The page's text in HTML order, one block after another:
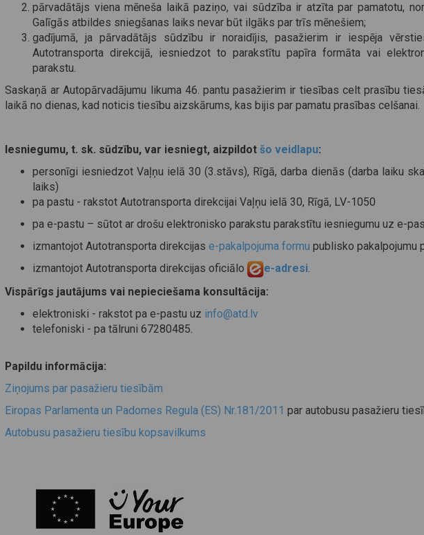
pārvadātājs viena mēneša laikā paziņo, vai sūdzība ir atzīta par pamatotu,
Galīgās atbildes sniegšanas laiks nevar būt ilgāks par trīs mēnešiem;
gadījumā, ja pārvadātājs sūdzību ir noraidījis, pasažierim ir iespēja
Autotransporta direkcijā, iesniedzot to parakstītu papīra formāta vai
parakstu.
Saskaņā ar Autopārvadājumu likuma 46. pantu pasažierim ir tiesības celt prasību
laikā no dienas, kad noticis tiesību aizskārums, kas bijis par pamatu prasības celšanai.
Iesniegumu, t. sk. sūdzību, var iesniegt, aizpildot šo veidlapu:
personīgi iesniedzot Vaļņu ielā 30 (3.stāvs), Rīgā, darba dienās (darba laiku
laiks)
pa pastu - rakstot Autotransporta direkcijai Vaļņu ielā 30, Rīgā, LV-1050
pa e-pastu – sūtot ar drošu elektronisko parakstu parakstītu iesniegumu uz e-
izmantojot Autotransporta direkcijas e-pakalpojuma formu publisko pakalpojumu
izmantojot Autotransporta direkcijas oficiālo
e-adresi.
Vispārīgs jautājums vai nepieciešama konsultācija:
elektroniski - rakstot pa e-pastu uz info@atd.lv
telefoniski - pa tālruni 67280485.
Papildu informācija:
Ziņojums par pasažieru tiesībām
Eiropas Parlamenta un Padomes Regula (ES) Nr.181/2011 par autobusu pasažieru
Autobusu pasažieru tiesību kopsavilkums